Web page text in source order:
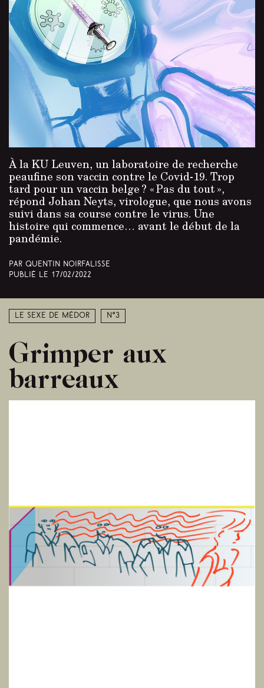
À la KU Leuven, un laboratoire de recherche
peaufine son vaccin contre le Covid-19. Trop
tard pour un vaccin belge ? « Pas du tout »,
répond Johan Neyts, virologue, que nous avons
suivi dans sa course contre le virus. Une
histoire qui commence… avant le début de la
pandémie.
Par Quentin Noirfalisse
Publié le
17/02/2022
Le sexe de Médor N°3
Grimper aux
barreaux